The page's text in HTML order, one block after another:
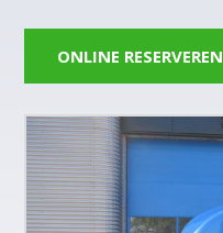
ONLINE RESERVEREN